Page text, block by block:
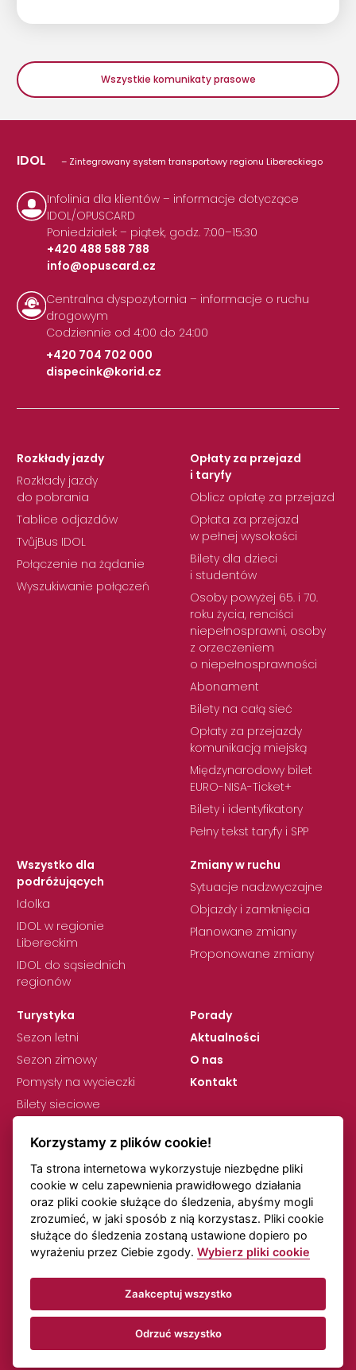
Wszystkie komunikaty prasowe
IDOL – Zintegrowany system transportowy regionu Libereckiego
Infolinia dla klientów – informacje dotyczące
IDOL/OPUSCARD
Poniedziałek – piątek, godz. 7:00–15:30
+420 488 588 788
|
info@opuscard.cz
Centralna dyspozytornia – informacje o ruchu
drogowym
Codziennie od 4:00 do 24:00
+420 704 702 000
|
dispecink@korid.cz
Rozkłady jazdy
Rozkłady jazdy
do pobrania
Tablice odjazdów
TvůjBus IDOL
Połączenie na żądanie
Wyszukiwanie połączeń
Opłaty za przejazd
i taryfy
Oblicz opłatę za przejazd
Opłata za przejazd
w pełnej wysokości
Bilety dla dzieci
i studentów
Osoby powyżej 65. i 70.
roku życia, renciści
niepełnosprawni, osoby
z orzeczeniem
o niepełnosprawności
Abonament
Bilety na całą sieć
Opłaty za przejazdy
komunikacją miejską
Międzynarodowy bilet
EURO-NISA-Ticket+
Bilety i identyfikatory
Pełny tekst taryfy i SPP
Wszystko dla
podróżujących
Idolka
IDOL w regionie
Libereckim
IDOL do sąsiednich
regionów
Zmiany w ruchu
Sytuacje nadzwyczajne
Objazdy i zamknięcia
Planowane zmiany
Proponowane zmiany
Turystyka
Sezon letni
Sezon zimowy
Pomysły na wycieczki
Bilety sieciowe
Porady
Aktualności
O nas
Kontakt
RODO
Ustawienia plików cookie
Uwagi dotyczące rozkładów jazdy
Transport online
© KORID LK, spółka z ograniczoną odpowiedzialnością,
Wszelkie prawa zastrzeżone.
Utworzono wBeneš & Michl
Korzystamy z plików cookie!
Ta strona internetowa wykorzystuje niezbędne pliki
cookie w celu zapewnienia prawidłowego działania
oraz pliki cookie służące do śledzenia, abyśmy mogli
zrozumieć, w jaki sposób z nią korzystasz. Pliki cookie
służące do śledzenia zostaną ustawione dopiero po
wyrażeniu przez Ciebie zgody.Wybierz pliki cookie
Zaakceptuj wszystko
Odrzuć wszystko